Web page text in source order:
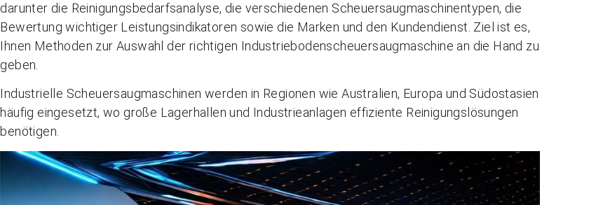
darunter die Reinigungsbedarfsanalyse, die verschiedenen Scheuersaugmaschinentypen, die
Bewertung wichtiger Leistungsindikatoren sowie die Marken und den Kundendienst. Ziel ist es,
Ihnen Methoden zur Auswahl der richtigen Industriebodenscheuersaugmaschine an die Hand zu
geben.
Industrielle Scheuersaugmaschinen werden in Regionen wie Australien, Europa und Südostasien
häufig eingesetzt, wo große Lagerhallen und Industrieanlagen effiziente Reinigungslösungen
benötigen.